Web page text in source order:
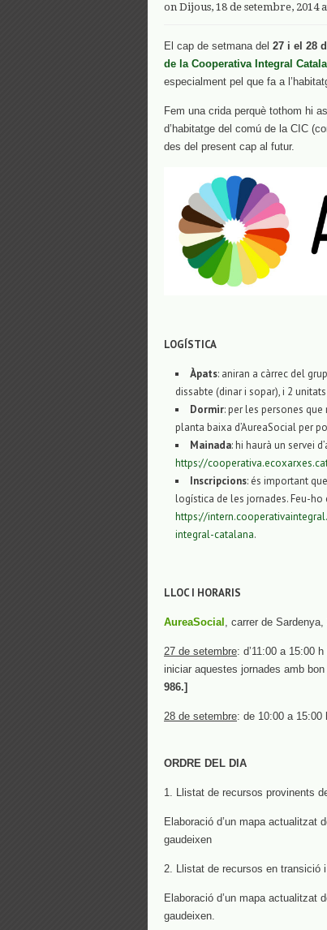
on Dijous, 18 de setembre, 2014
El cap de setmana del 27 i el 28
de la Cooperativa Integral
especialment pel que fa a
Fem una crida perquè tothom hi
d’habitatge del comú de la CIC
des del present cap al futur.
LOGÍSTICA
Àpats: aniran a càrrec del
dissabte (dinar i sopar), i 2
Dormir: per les persones
planta baixa d’AureaSocial per
Mainada: hi haurà un servei
https://
Inscripcions: és important
logística de les jornades. Feu-ho
https://
integral-catalana.
LLOC I ​HORARIS
AureaSocial , carrer de
27 de setembre: d’11:00 a 15:00
iniciar aquestes jornades amb
986.]
28 de setembre: de 10:00 a 15:00
ORDRE DEL DIA
1. Llistat de recursos provinents
Elaboració d’un mapa actualitzat
gaudeixen
2. Llistat de recursos en transició
Elaboració d’un mapa actualitzat
gaudeixen.